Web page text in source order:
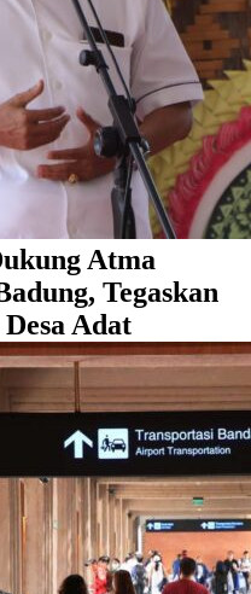
Atma
Tegaskan
Adat